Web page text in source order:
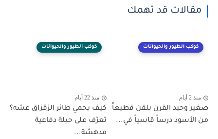
مقالات قد تهمك
كوكب الطيور والحيوانات
منذ 2 أيام
صغير وحيد القرن يلقن قطيعاً
من الأسود درساً قاسياً في...
كوكب الطيور والحيوانات
منذ 22 أيام
كيف يحمي طائر الزقزاق عشه؟
تعرّف على حيلة دفاعية
مدهشة...